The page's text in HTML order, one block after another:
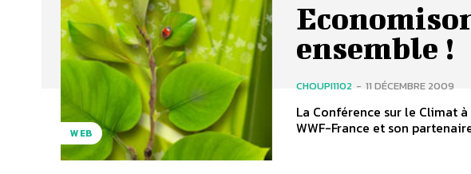
WEB
ensemble !
CHOUPI1102 - 11 DÉCEMBRE 2009
La Conférence sur le Climat à
WWF-France et son